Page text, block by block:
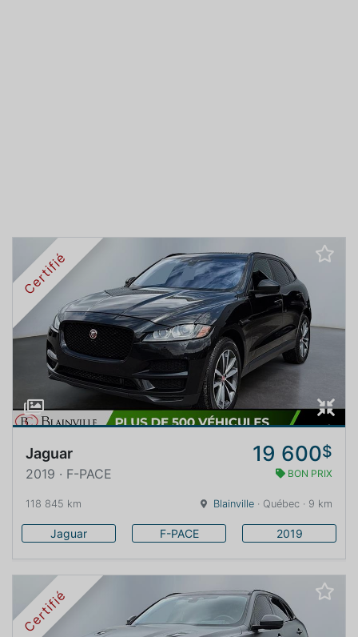
Certifié
Jaguar 19 600$
2019 · F-PACE BON PRIX
118 845 km Blainville · Québec · 9 km
Jaguar F-PACE 2019
Certifié